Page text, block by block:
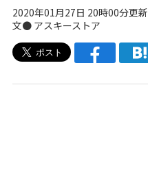
2020年01月27日 20時00分更新
文● アスキーストア